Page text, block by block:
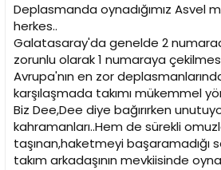
Deplasmanda oynadığımız Asvel
herkes..
Galatasaray'da genelde 2
zorunlu olarak 1 numaraya
Avrupa'nın en zor
karşılaşmada takımı mükemmel
Biz Dee,Dee diye bağırırken
kahramanları..Hem de sürekli
taşınan,haketmeyi başaramadığı
takım arkadaşının mevkiisinde